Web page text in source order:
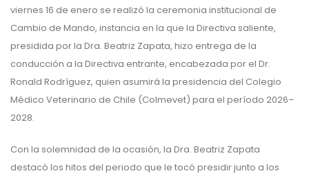
viernes 16 de enero se realizó la ceremonia institucional de
Cambio de Mando, instancia en la que la Directiva saliente,
presidida por la Dra. Beatriz Zapata, hizo entrega de la
conducción a la Directiva entrante, encabezada por el Dr.
Ronald Rodríguez, quien asumirá la presidencia del Colegio
Médico Veterinario de Chile (Colmevet) para el período 2026–
2028.
Con la solemnidad de la ocasión, la Dra. Beatriz Zapata
destacó los hitos del periodo que le tocó presidir junto a los